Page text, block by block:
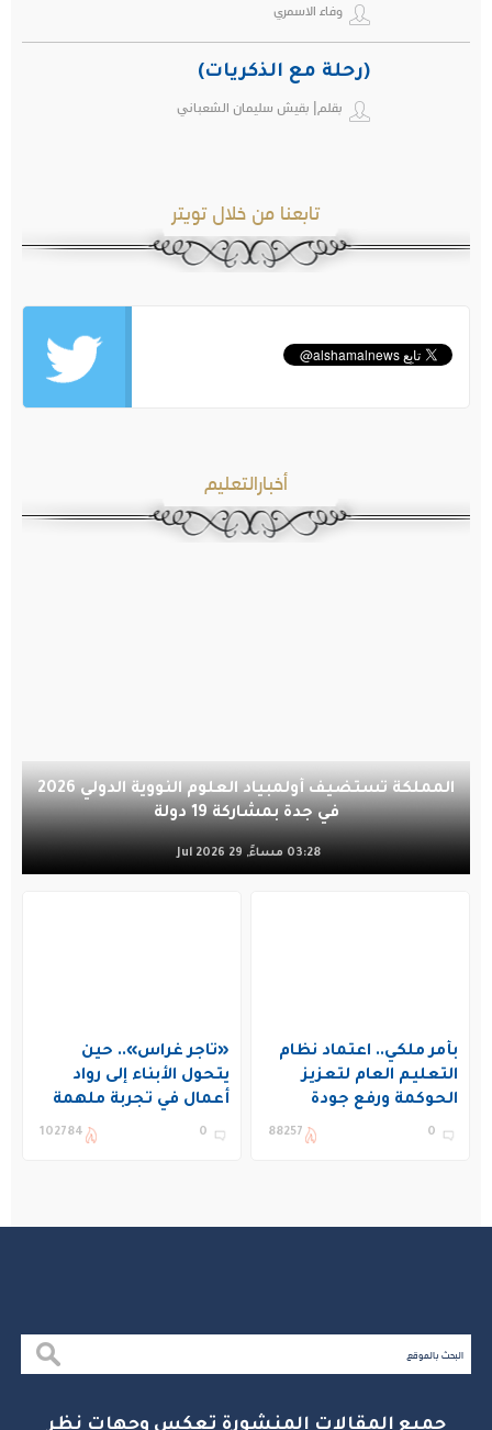
وفاء الاسمري
(رحلة مع الذكريات)
بقلم| بقيش سليمان الشعباني
تابعنا من خلال تويتر
أخبارالتعليم
المملكة تستضيف أولمبياد العلوم النووية الدولي 2026
في جدة بمشاركة 19 دولة
03:28 مساءً, 29 Jul 2026
بأمر ملكي.. اعتماد نظام
التعليم العام لتعزيز
الحوكمة ورفع جودة
التعليم في المملكة
0
88257
«تاجر غراس».. حين
يتحول الأبناء إلى رواد
أعمال في تجربة ملهمة
بنادي غراس الصيفي
0
102784